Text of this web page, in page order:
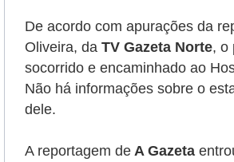
De acordo com apurações da
Oliveira, da TV Gazeta Norte, o
socorrido e encaminhado ao
Não há informações sobre o
dele.
A reportagem de A Gazeta